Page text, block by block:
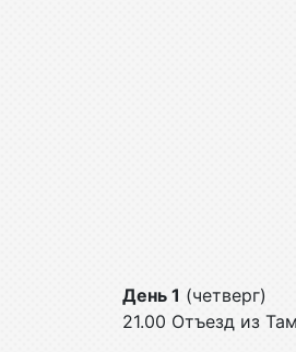
День 1 (четверг)
21.00 Отъезд из